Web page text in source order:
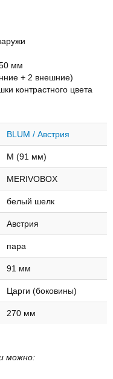
мм
+ 2 внешние)
контрастного цвета
BLUM / Австрия
M (91 мм)
MERIVOBOX
белый шелк
Австрия
пара
91 мм
Царги (боковины)
270 мм
можно: